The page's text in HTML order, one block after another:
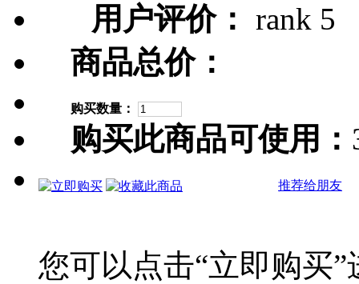
用户评价：
商品总价：
购买数量：
购买此商品可使用：
推荐给朋友
您可以点击“立即购买